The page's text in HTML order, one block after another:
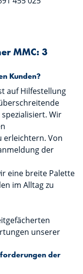
MMC: 3
Kunden?
auf Hilfestellung
Wir
erleichtern. Von
der
eine breite Palette
im Alltag zu
unserer
der